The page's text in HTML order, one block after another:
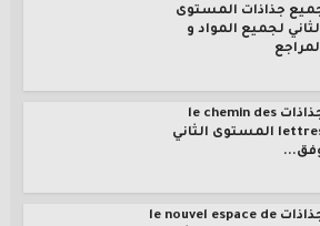
جذاذات المستوى
لجميع المواد و
جذاذات le chemin des
lettres المستوى الثاني
جذاذات le nouvel espace de